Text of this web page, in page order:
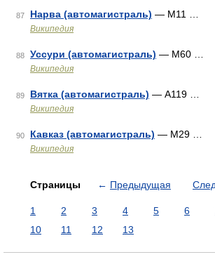
87 Нарва (автомагистраль) — М11 …
Википедия
88 Уссури (автомагистраль) — М60 …
Википедия
89 Вятка (автомагистраль) — А119 …
Википедия
90 Кавказ (автомагистраль) — М29 …
Википедия
Страницы ← Предыдущая
1 2 3 4 5 6
10
11 12 13